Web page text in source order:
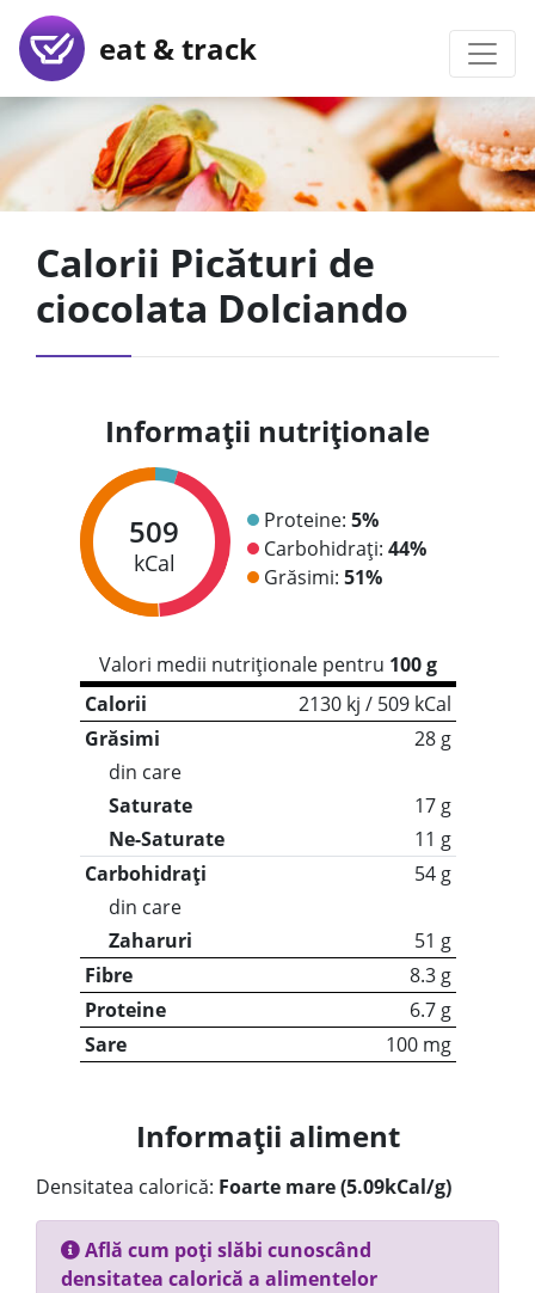
eat & track
Calorii Picături de
ciocolata Dolciando
Informații nutriționale
509
kCal
Proteine: 5%
Carbohidrați: 44%
Grăsimi: 51%
Valori medii nutriționale pentru 100 g
Calorii
2130 kj / 509 kCal
Grăsimi
28 g
din care
Saturate
17 g
Ne-Saturate
11 g
Carbohidrați
54 g
din care
Zaharuri
51 g
Fibre
8.3 g
Proteine
6.7 g
Sare
100 mg
Informații aliment
Densitatea calorică: Foarte mare (5.09kCal/g)
Află cum poți slăbi cunoscând
densitatea calorică a alimentelor